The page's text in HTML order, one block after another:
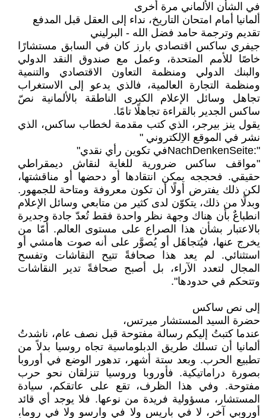
في الشأن الألماني مرة أخرى
ألمانيا أمام امتحان التاريخ، نداء إلى العقل قبل المدفع
تقديم وترجمة حامد فضل الله - البرليني
جيفري ساكس اقتصادي بارز كان في السابق مستشارًا
خاصًا للأمم المتحدة، وعمل مع صندوق النقد الدولي
والبنك الدولي ومنظمة التعاون الاقتصادي والتنمية
ومنظمة التجارة العالمية، فالذي يدعو إلى الاستغراب
تجاهل وسائل الإعلام الكبرى الناطقة بالألمانية نصّ
ساكس الجدير بالقراءة تجاهلًا تامًا.
يقول ينز بيرجر، الذي كتب مقدمة لخطاب ساكس، الذي
نشر في الموقع الاِلكتروني "
":NachDenkenSeiteفي تكوين رأي نقدي"
"مواقف ساكس ضرورية للغاية لنقاش ديمقراطي
حقيقي. فحججه يمكن انتقادها أو دحضها أو مناقشتها،
لكن ذلك يفترض أولًا أن تكون معروفة ومتاحة للجمهور.
وبدلًا من ذلك، يتكوّن لدى كثير من متابعي وسائل الإعلام
انطباعٌ بأن هناك وجهة نظر واحدة فقط تُعدّ جادة وجديرة
بالاعتبار بشأن هذا الصراع على مستوى العالم. أمّا من
يخرج عنها، فيُتجاهَل أو يُصوَّر على أنه صوت هامشي أو
استثنائي. لم يعد هذا صحافةً تتيح النقاشات وتفسح
المجال لتعدد الآراء، بل أصبح صحافةً تدير النقاشات
وتتحكم في حدودها".
إلى نص ساكس
حضرة السيد المستشار ميرتس،
عندما كتبتُ إليكم رسالة مفتوحة قبل نصف عام، ناشدتُ
ألمانيا أن تسلك طريق الدبلوماسية تجاه روسيا بدلاً من
تطبيع الحرب. وبعد ستة أشهر، تدهور الوضع في أوروبا
بصورة دراماتيكية. فأوروبا وروسيا تنزلقان نحو حرب
مفتوحة. وفي هذا الظرف، تقع على عاتقكم، سيادة
المستشار، مسؤولية فريدة من نوعها. فلا يوجد أي قائد
أوروبي آخر، لا في باريس ولا في وارسو ولا في روما،